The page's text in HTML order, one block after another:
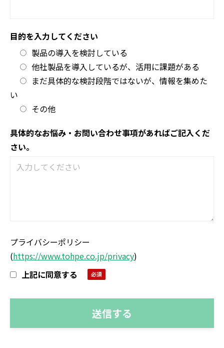
目的を入力してください
製品の導入を検討している
他社製品を導入しているが、活用に課題がある
まだ具体的な検討段階ではないが、情報を集めた
い
その他
具体的なお悩み・お問い合わせ事項があればご記入くだ
さい。
プライバシーポリシー
(https://www.tohpe.co.jp/privacy)
上記に同意する